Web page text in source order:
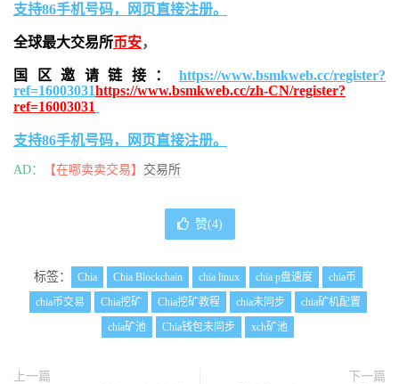
支持86手机号码，网页直接注册。
全球最大交易所币安，
国区邀请链接： https://www.bsmkweb.cc/register?
ref=16003031https://www.bsmkweb.cc/zh-CN/register?
ref=16003031
支持86手机号码，网页直接注册。
AD： 【在哪卖卖交易】 交易所
赞(4)
标签： Chia Chia Blockchain chia linux chia p盘速度
chia币
chia币交易
Chia挖矿 Chia挖矿教程 chia未同步
chia矿机配置
chia矿池
Chia钱包未同步 xch矿池
上一篇
下一篇